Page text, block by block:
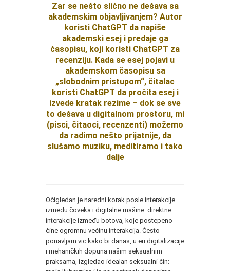
Zar se nešto slično ne dešava sa
akademskim objavljivanjem? Autor
koristi ChatGPT da napiše
akademski esej i predaje ga
časopisu, koji koristi ChatGPT za
recenziju. Kada se esej pojavi u
akademskom časopisu sa
„slobodnim pristupom“, čitalac
koristi ChatGPT da pročita esej i
izvede kratak rezime – dok se sve
to dešava u digitalnom prostoru, mi
(pisci, čitaoci, recenzenti) možemo
da radimo nešto prijatnije, da
slušamo muziku, meditiramo i tako
dalje
Očigledan je naredni korak posle interakcije
između čoveka i digitalne mašine: direktne
interakcije između botova, koje postepeno
čine ogromnu većinu interakcija. Često
ponavljam vic kako bi danas, u eri digitalizacije
i mehaničkih dopuna našim seksualnim
praksama, izgledao idealan seksualni čin: